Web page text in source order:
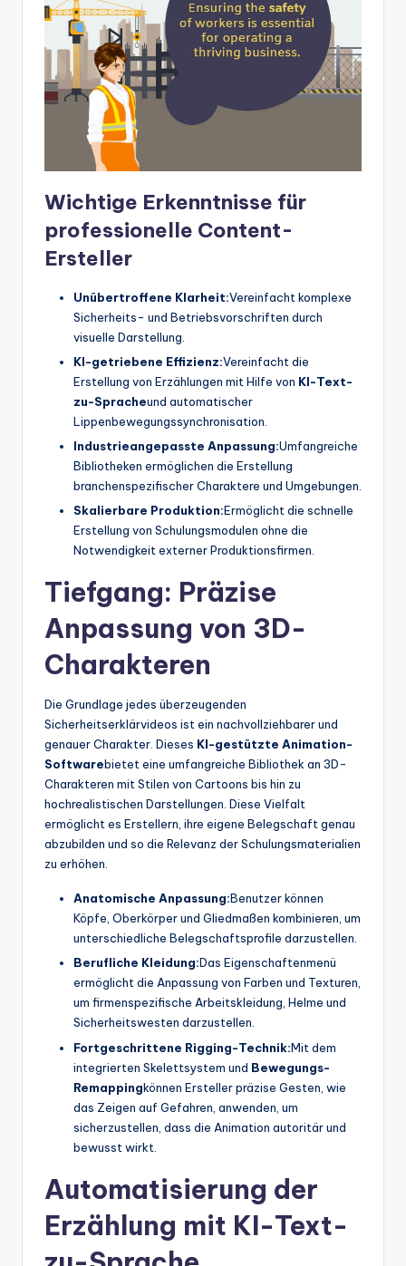
d
Wichtige Erkenntnisse für
professionelle Content-
Ersteller
Unübertroffene Klarheit:Vereinfacht komplexe
Sicherheits- und Betriebsvorschriften durch
visuelle Darstellung.
KI-getriebene Effizienz:Vereinfacht die
Erstellung von Erzählungen mit Hilfe von KI-Text-
zu-Spracheund automatischer
Lippenbewegungssynchronisation.
Industrieangepasste Anpassung:Umfangreiche
Bibliotheken ermöglichen die Erstellung
branchenspezifischer Charaktere und Umgebungen.
Skalierbare Produktion:Ermöglicht die schnelle
Erstellung von Schulungsmodulen ohne die
Notwendigkeit externer Produktionsfirmen.
Tiefgang: Präzise
Anpassung von 3D-
Charakteren
Die Grundlage jedes überzeugenden
Sicherheitserklärvideos ist ein nachvollziehbarer und
genauer Charakter. Dieses KI-gestützte Animation-
Softwarebietet eine umfangreiche Bibliothek an 3D-
Charakteren mit Stilen von Cartoons bis hin zu
hochrealistischen Darstellungen. Diese Vielfalt
ermöglicht es Erstellern, ihre eigene Belegschaft genau
abzubilden und so die Relevanz der Schulungsmaterialien
zu erhöhen.
Anatomische Anpassung:Benutzer können
Köpfe, Oberkörper und Gliedmaßen kombinieren, um
unterschiedliche Belegschaftsprofile darzustellen.
Berufliche Kleidung:Das Eigenschaftenmenü
ermöglicht die Anpassung von Farben und Texturen,
um firmenspezifische Arbeitskleidung, Helme und
Sicherheitswesten darzustellen.
Fortgeschrittene Rigging-Technik:Mit dem
integrierten Skelettsystem und Bewegungs-
Remappingkönnen Ersteller präzise Gesten, wie
das Zeigen auf Gefahren, anwenden, um
sicherzustellen, dass die Animation autoritär und
bewusst wirkt.
Automatisierung der
Erzählung mit KI-Text-